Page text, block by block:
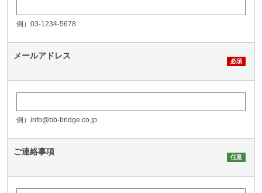
例）03-1234-5678
メールアドレス
例）info@bb-bridge.co.jp
ご連絡事項